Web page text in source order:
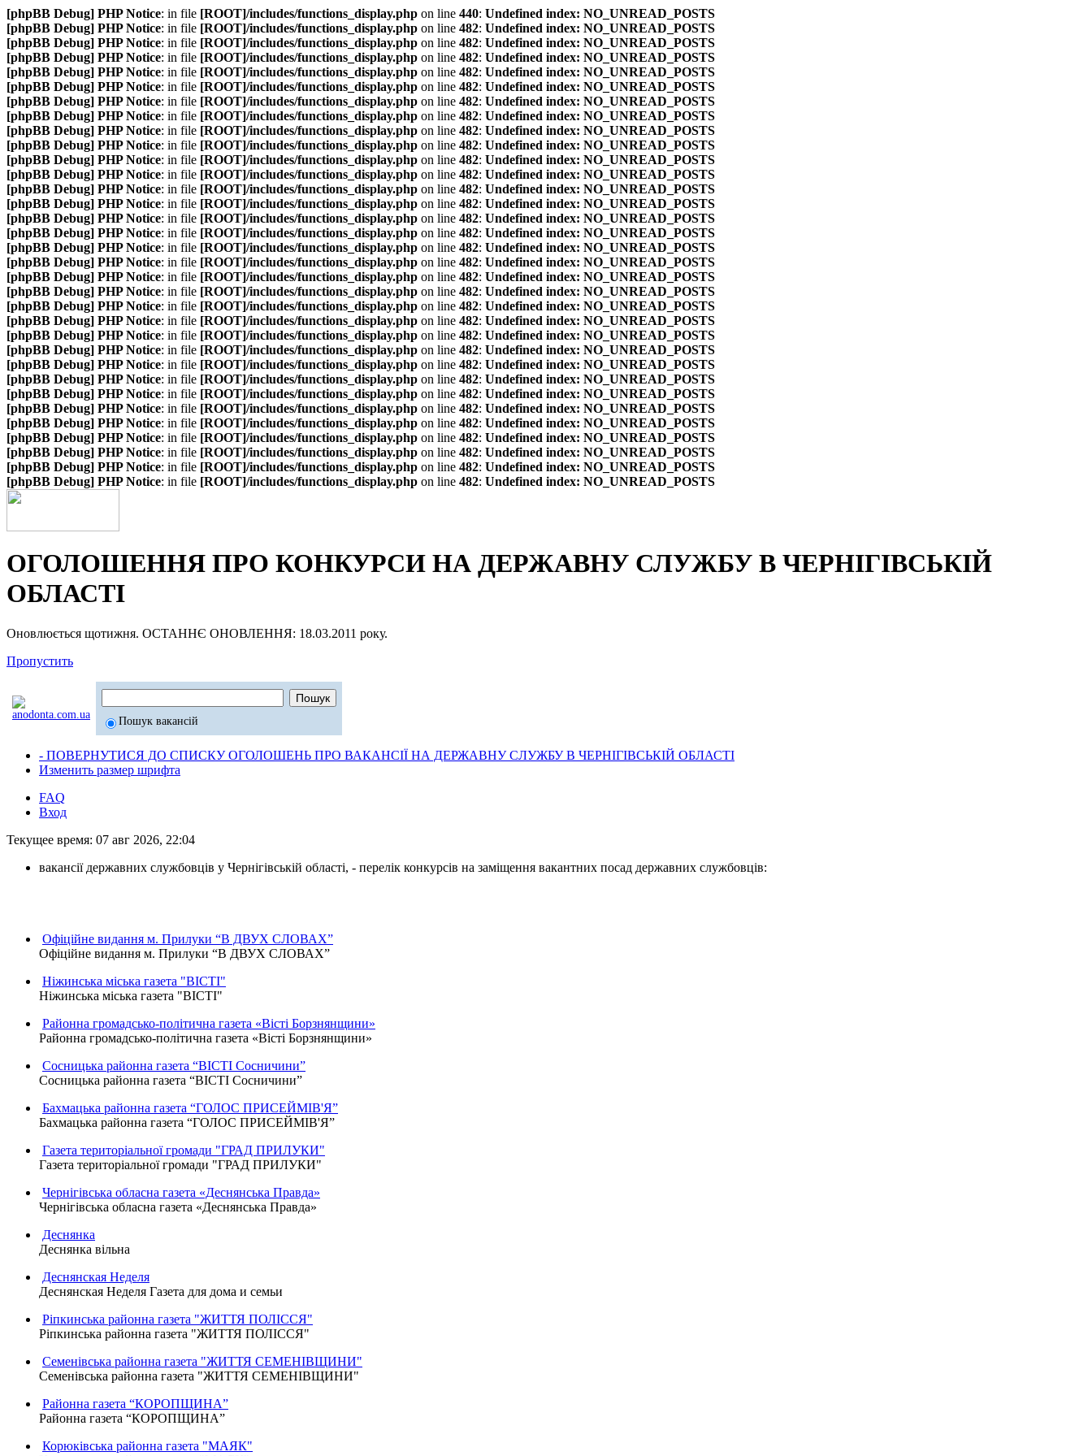
[phpBB Debug] PHP Notice: in file [ROOT]/includes/functions_display.php on line 440: Undefined index: NO_UNREAD_POSTS
[phpBB Debug] PHP Notice: in file [ROOT]/includes/functions_display.php on line 482: Undefined index: NO_UNREAD_POSTS
[phpBB Debug] PHP Notice: in file [ROOT]/includes/functions_display.php on line 482: Undefined index: NO_UNREAD_POSTS
[phpBB Debug] PHP Notice: in file [ROOT]/includes/functions_display.php on line 482: Undefined index: NO_UNREAD_POSTS
[phpBB Debug] PHP Notice: in file [ROOT]/includes/functions_display.php on line 482: Undefined index: NO_UNREAD_POSTS
[phpBB Debug] PHP Notice: in file [ROOT]/includes/functions_display.php on line 482: Undefined index: NO_UNREAD_POSTS
[phpBB Debug] PHP Notice: in file [ROOT]/includes/functions_display.php on line 482: Undefined index: NO_UNREAD_POSTS
[phpBB Debug] PHP Notice: in file [ROOT]/includes/functions_display.php on line 482: Undefined index: NO_UNREAD_POSTS
[phpBB Debug] PHP Notice: in file [ROOT]/includes/functions_display.php on line 482: Undefined index: NO_UNREAD_POSTS
[phpBB Debug] PHP Notice: in file [ROOT]/includes/functions_display.php on line 482: Undefined index: NO_UNREAD_POSTS
[phpBB Debug] PHP Notice: in file [ROOT]/includes/functions_display.php on line 482: Undefined index: NO_UNREAD_POSTS
[phpBB Debug] PHP Notice: in file [ROOT]/includes/functions_display.php on line 482: Undefined index: NO_UNREAD_POSTS
[phpBB Debug] PHP Notice: in file [ROOT]/includes/functions_display.php on line 482: Undefined index: NO_UNREAD_POSTS
[phpBB Debug] PHP Notice: in file [ROOT]/includes/functions_display.php on line 482: Undefined index: NO_UNREAD_POSTS
[phpBB Debug] PHP Notice: in file [ROOT]/includes/functions_display.php on line 482: Undefined index: NO_UNREAD_POSTS
[phpBB Debug] PHP Notice: in file [ROOT]/includes/functions_display.php on line 482: Undefined index: NO_UNREAD_POSTS
[phpBB Debug] PHP Notice: in file [ROOT]/includes/functions_display.php on line 482: Undefined index: NO_UNREAD_POSTS
[phpBB Debug] PHP Notice: in file [ROOT]/includes/functions_display.php on line 482: Undefined index: NO_UNREAD_POSTS
[phpBB Debug] PHP Notice: in file [ROOT]/includes/functions_display.php on line 482: Undefined index: NO_UNREAD_POSTS
[phpBB Debug] PHP Notice: in file [ROOT]/includes/functions_display.php on line 482: Undefined index: NO_UNREAD_POSTS
[phpBB Debug] PHP Notice: in file [ROOT]/includes/functions_display.php on line 482: Undefined index: NO_UNREAD_POSTS
[phpBB Debug] PHP Notice: in file [ROOT]/includes/functions_display.php on line 482: Undefined index: NO_UNREAD_POSTS
[phpBB Debug] PHP Notice: in file [ROOT]/includes/functions_display.php on line 482: Undefined index: NO_UNREAD_POSTS
[phpBB Debug] PHP Notice: in file [ROOT]/includes/functions_display.php on line 482: Undefined index: NO_UNREAD_POSTS
[phpBB Debug] PHP Notice: in file [ROOT]/includes/functions_display.php on line 482: Undefined index: NO_UNREAD_POSTS
[phpBB Debug] PHP Notice: in file [ROOT]/includes/functions_display.php on line 482: Undefined index: NO_UNREAD_POSTS
[phpBB Debug] PHP Notice: in file [ROOT]/includes/functions_display.php on line 482: Undefined index: NO_UNREAD_POSTS
[phpBB Debug] PHP Notice: in file [ROOT]/includes/functions_display.php on line 482: Undefined index: NO_UNREAD_POSTS
[phpBB Debug] PHP Notice: in file [ROOT]/includes/functions_display.php on line 482: Undefined index: NO_UNREAD_POSTS
[phpBB Debug] PHP Notice: in file [ROOT]/includes/functions_display.php on line 482: Undefined index: NO_UNREAD_POSTS
[phpBB Debug] PHP Notice: in file [ROOT]/includes/functions_display.php on line 482: Undefined index: NO_UNREAD_POSTS
[phpBB Debug] PHP Notice: in file [ROOT]/includes/functions_display.php on line 482: Undefined index: NO_UNREAD_POSTS
[phpBB Debug] PHP Notice: in file [ROOT]/includes/functions_display.php on line 482: Undefined index: NO_UNREAD_POSTS
ОГОЛОШЕННЯ ПРО КОНКУРСИ НА ДЕРЖАВНУ СЛУЖБУ В ЧЕРНІГІВСЬКІЙ
ОБЛАСТІ
Оновлюється щотижня. ОСТАННЄ ОНОВЛЕННЯ: 18.03.2011 року.
Пропустить
Пошук вакансій
- ПОВЕРНУТИСЯ ДО СПИСКУ ОГОЛОШЕНЬ ПРО ВАКАНСІЇ НА ДЕРЖАВНУ СЛУЖБУ В ЧЕРНІГІВСЬКІЙ ОБЛАСТІ
Изменить размер шрифта
FAQ
Вход
Текущее время: 07 авг 2026, 22:04
вакансії державних службовців у Чернігівській області, - перелік конкурсів на заміщення вакантних посад державних службовців:
Офіційне видання м. Прилуки “В ДВУХ СЛОВАХ”
Офіційне видання м. Прилуки “В ДВУХ СЛОВАХ”
Ніжинська міська газета "ВІСТІ"
Ніжинська міська газета "ВІСТІ"
Районна громадсько-політична газета «Вісті Борзнянщини»
Районна громадсько-політична газета «Вісті Борзнянщини»
Сосницька районна газета “ВІСТІ Сосничини”
Сосницька районна газета “ВІСТІ Сосничини”
Бахмацька районна газета “ГОЛОС ПРИСЕЙМІВ'Я”
Бахмацька районна газета “ГОЛОС ПРИСЕЙМІВ'Я”
Газета територіальної громади "ГРАД ПРИЛУКИ"
Газета територіальної громади "ГРАД ПРИЛУКИ"
Чернігівська обласна газета «Деснянська Правда»
Чернігівська обласна газета «Деснянська Правда»
Деснянка
Деснянка вільна
Деснянская Неделя
Деснянская Неделя Газета для дома и семьи
Ріпкинська районна газета "ЖИТТЯ ПОЛІССЯ"
Ріпкинська районна газета "ЖИТТЯ ПОЛІССЯ"
Семенівська районна газета "ЖИТТЯ СЕМЕНІВЩИНИ"
Семенівська районна газета "ЖИТТЯ СЕМЕНІВЩИНИ"
Районна газета “КОРОПЩИНА”
Районна газета “КОРОПЩИНА”
Корюківська районна газета "МАЯК"